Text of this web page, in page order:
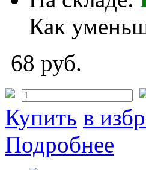
Как
68 руб.
Купить в
Подробнее